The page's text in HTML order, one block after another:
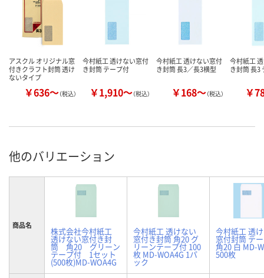
アスクル オリジナル窓
付きクラフト封筒 透け
ないタイプ
￥636～（税込）
今村紙工 透けない窓付
き封筒 テープ付
￥1,910～（税込）
今村紙工 透けない窓付
き封筒 長3／長3横型
￥168～（税込）
今村紙工
き封筒 長3
￥
他のバリエーション
商品名
株式会社今村紙工
透けない窓付き封
筒 角20 グリーン
テープ付 1セット
(500枚)MD-WOA4G
今村紙工 透けない
窓付き封筒 角20 グ
リーンテープ付 100
枚 MD-WOA4G 1パ
ック
今村紙工 透
窓付封筒 テ
角20 白 MD-
500枚